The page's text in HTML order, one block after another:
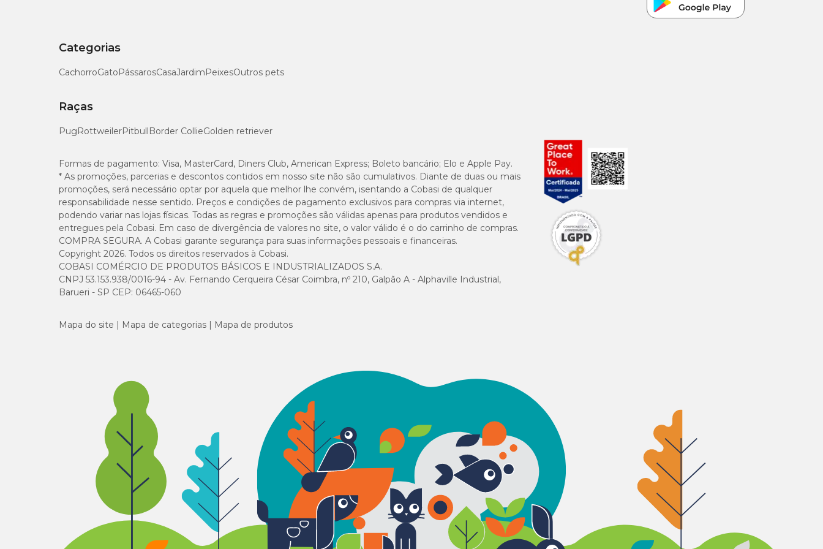
Categorias
CachorroGatoPássarosCasaJardimPeixesOutros pets
Raças
PugRottweilerPitbullBorder CollieGolden retriever
Formas de pagamento: Visa, MasterCard, Diners Club, American Express; Boleto bancário; Elo e Apple Pay.
* As promoções, parcerias e descontos contidos em nosso site não são cumulativos. Diante de duas ou mais
promoções, será necessário optar por aquela que melhor lhe convém, isentando a Cobasi de qualquer
responsabilidade nesse sentido. Preços e condições de pagamento exclusivos para compras via internet,
podendo variar nas lojas físicas. Todas as regras e promoções são válidas apenas para produtos vendidos e
entregues pela Cobasi. Em caso de divergência de valores no site, o valor válido é o do carrinho de compras.
COMPRA SEGURA. A Cobasi garante segurança para suas informações pessoais e financeiras.
Copyright 2026. Todos os direitos reservados à Cobasi.
COBASI COMÉRCIO DE PRODUTOS BÁSICOS E INDUSTRIALIZADOS S.A.
CNPJ 53.153.938/0016-94 - Av. Fernando Cerqueira César Coimbra, nº 210, Galpão A - Alphaville Industrial,
Barueri - SP CEP: 06465-060
Mapa do site Mapa de categorias Mapa de produtos